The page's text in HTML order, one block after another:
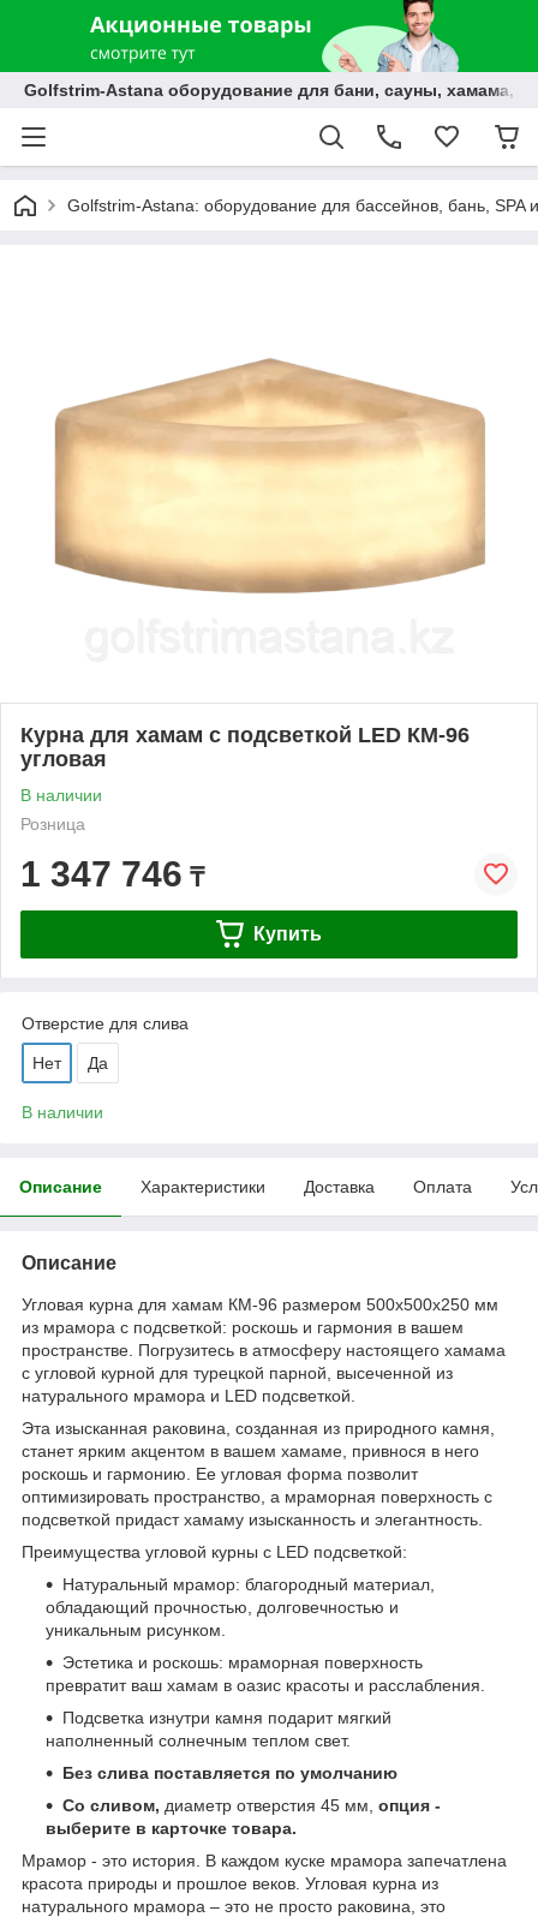
Golfstrim-Astana оборудование для бани, сауны, хамама,
Golfstrim-Astana: оборудование для бассейнов, бань, SPA
Курна для хамам с подсветкой LED КМ-96
угловая
В наличии
Розница
1 347 746 ₸
Купить
Отверстие для слива
Нет Да
В наличии
Описание Характеристики Доставка Оплата
Описание
Угловая курна для хамам КМ-96 размером 500х500х250 мм
из мрамора с подсветкой: роскошь и гармония в вашем
пространстве. Погрузитесь в атмосферу настоящего хамама
с угловой курной для турецкой парной, высеченной из
натурального мрамора и LED подсветкой.
Эта изысканная раковина, созданная из природного камня,
станет ярким акцентом в вашем хамаме, привнося в него
роскошь и гармонию. Ее угловая форма позволит
оптимизировать пространство, а мраморная поверхность с
подсветкой придаст хамаму изысканность и элегантность.
Преимущества угловой курны с LED подсветкой:
Натуральный мрамор: благородный материал,
обладающий прочностью, долговечностью и
уникальным рисунком.
Эстетика и роскошь: мраморная поверхность
превратит ваш хамам в оазис красоты и расслабления.
Подсветка изнутри камня подарит мягкий
наполненный солнечным теплом свет.
Без слива поставляется по умолчанию
Со сливом, диаметр отверстия 45 мм, опция -
выберите в карточке товара.
Мрамор - это история. В каждом куске мрамора запечатлена
красота природы и прошлое веков. Угловая курна из
натурального мрамора – это не просто раковина, это